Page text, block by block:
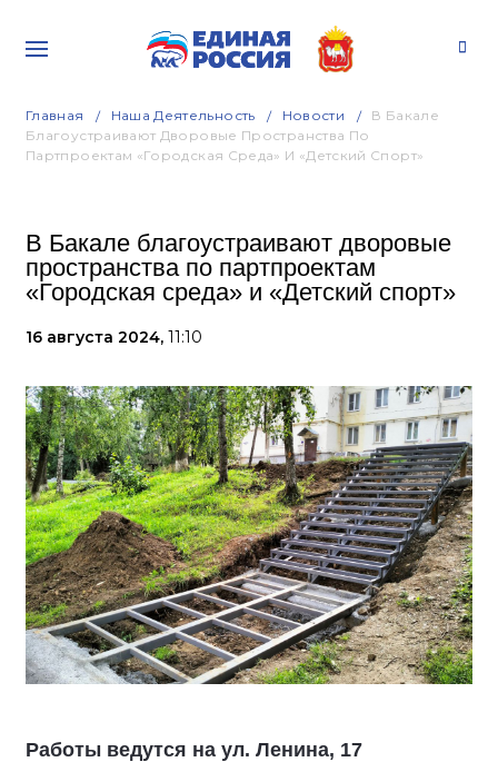
Главная Наша Деятельность Новости
В Бакале
Благоустраивают Дворовые Пространства По
Партпроектам «Городская Среда» И «Детский Спорт»
В Бакале благоустраивают дворовые
пространства по партпроектам
«Городская среда» и «Детский спорт»
16 августа 2024, 11:10
Работы ведутся на ул. Ленина, 17